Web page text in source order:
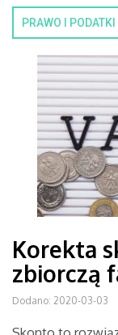
PRAWO I PODATKI
Korekta
zbiorczą
Dodano: 2020-03-03